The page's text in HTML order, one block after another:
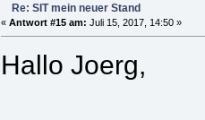
Re: SIT mein neuer Stand
« Antwort #15 am: Juli 15, 2017, 14:50 »
Hallo Joerg,